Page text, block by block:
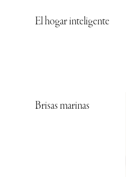
El hogar inteligente
Brisas marinas